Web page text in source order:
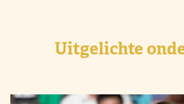
Uitgelichte